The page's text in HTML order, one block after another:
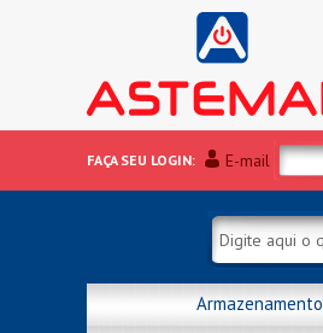
FAÇA SEU LOGIN: E-mail
Armazenamento